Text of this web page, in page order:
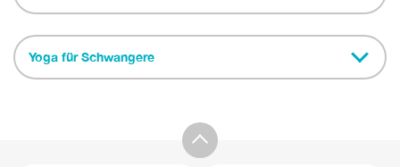
Yoga für Schwangere